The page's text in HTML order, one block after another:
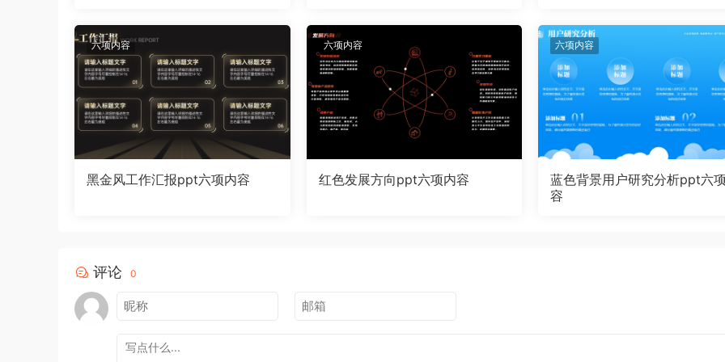
六项内容
黑金风工作汇报ppt六项内容
六项内容
红色发展方向ppt六项内容
六项内容
蓝色背景用户研究分析ppt六
容
评论 0